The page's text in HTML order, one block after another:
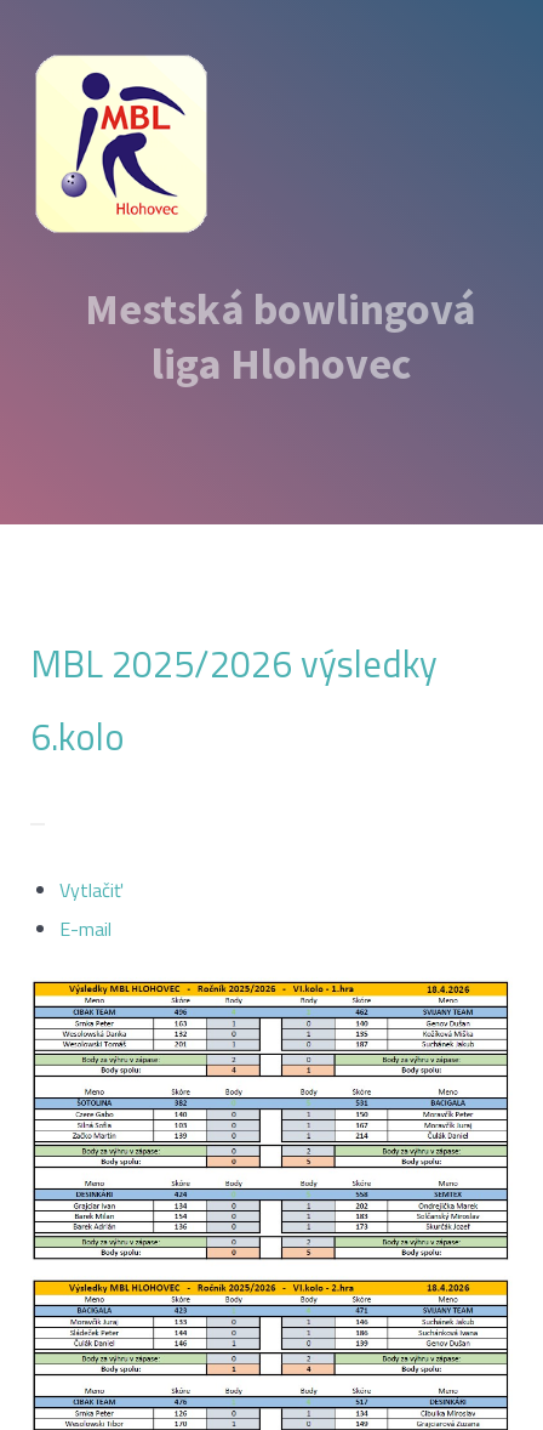
Mestská bowlingová
liga Hlohovec
MBL 2025/2026 výsledky
6.kolo
Vytlačiť
E-mail